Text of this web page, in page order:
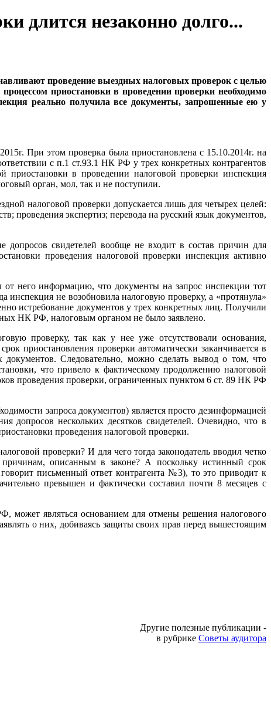
длится незаконно долго...
проведение выездных налоговых проверок с целью
приостановки в проведении проверки необходимо
реально получила все документы, запрошенные ею у
При этом проверка была приостановлена с 15.10.2014г. на
с п.1 ст.93.1 НК РФ у трех конкретных контрагентов
в проведении налоговой проверки инспекция
орган, мол, так и не поступили.
налоговой проверки допускается лишь для четырех целей:
проведения экспертиз; перевода на русский язык документов,
свидетелей вообще не входит в состав причин для
проведения налоговой проверки инспекция активно
него информацию, что документы на запрос инспекции тот
инспекция не возобновила налоговую проверку, а «протянула»
истребование документов у трех конкретных лиц. Получили
НК РФ, налоговым органом не было заявлено.
проверку, так как у нее уже отсутствовали основания,
приостановления проверки автоматически заканчивается в
Следовательно, можно сделать вывод о том, что
что привело к фактическому продолжению налоговой
проведения проверки, ограниченных пунктом 6 ст. 89 НК РФ
запроса документов) является просто дезинформацией
допросов нескольких десятков свидетелей. Очевидно, что в
проведения налоговой проверки.
проверки? И для чего тогда законодатель вводил четко
описанным в законе? А поскольку истинный срок
письменный ответ контрагента №3), то это приводит к
превышен и фактически составил почти 8 месяцев с
являться основанием для отмены решения налогового
о них, добиваясь защиты своих прав перед вышестоящим
Другие полезные публикации -
в рубрике Советы аудитора